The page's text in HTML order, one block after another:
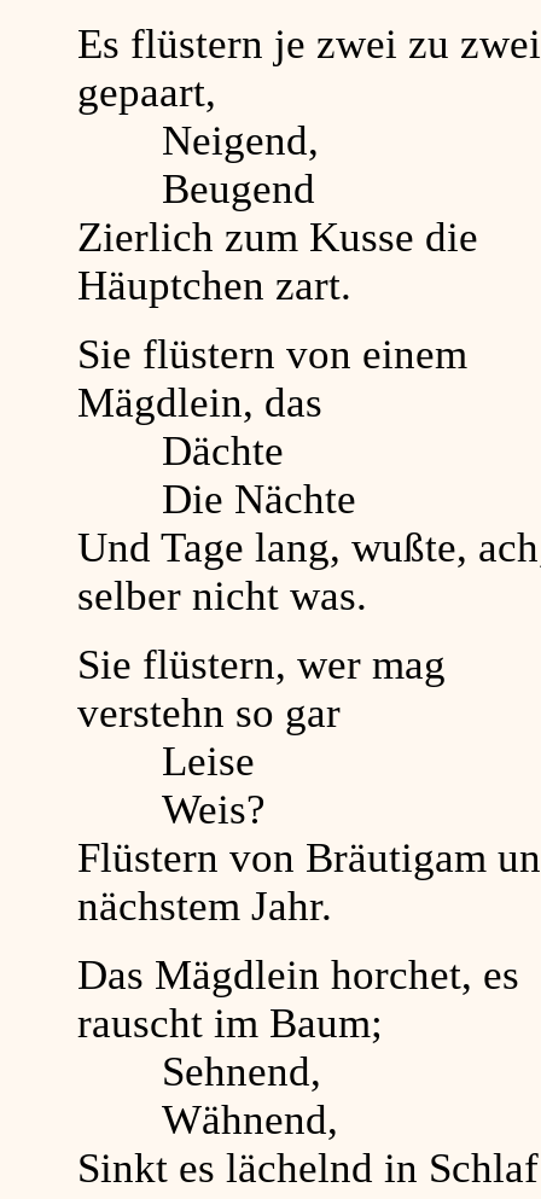
Es flüstern je zwei zu zwei
gepaart,
Neigend,
Beugend
Zierlich zum Kusse die
Häuptchen zart.
Sie flüstern von einem
Mägdlein, das
Dächte
Die Nächte
Und Tage lang, wußte,
selber nicht was.
Sie flüstern, wer mag
verstehn so gar
Leise
Weis?
Flüstern von Bräutigam
nächstem Jahr.
Das Mägdlein horchet, es
rauscht im Baum;
Sehnend,
Wähnend,
Sinkt es lächelnd in Schlaf